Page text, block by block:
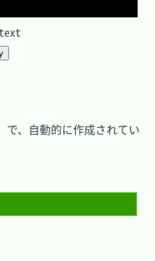
で、自動的に作成されてい